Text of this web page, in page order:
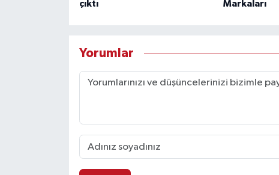
çıktı
Markaları
Yorumlar